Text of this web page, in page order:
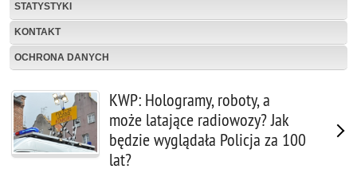
STATYSTYKI
KONTAKT
OCHRONA DANYCH
KWP: Hologramy, roboty, a
może latające radiowozy? Jak
będzie wyglądała Policja za 100
lat?